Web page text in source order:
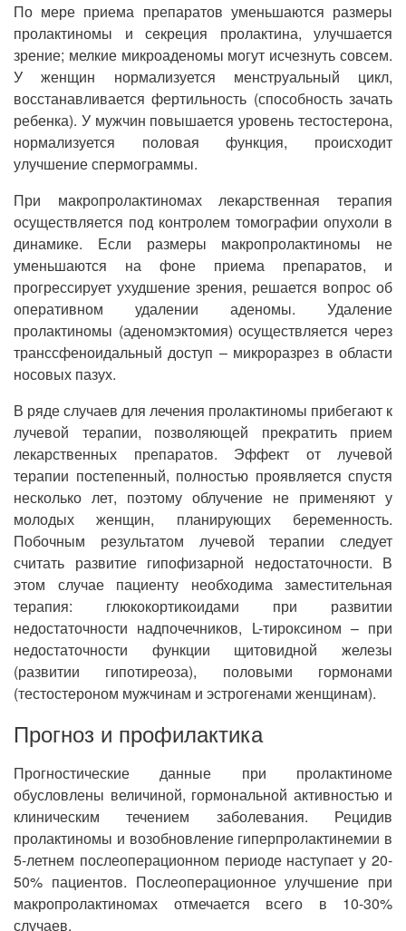
По мере приема препаратов уменьшаются размеры
пролактиномы и секреция пролактина, улучшается
зрение; мелкие микроаденомы могут исчезнуть совсем.
У женщин нормализуется менструальный цикл,
восстанавливается фертильность (способность зачать
ребенка). У мужчин повышается уровень тестостерона,
нормализуется половая функция, происходит
улучшение спермограммы.
При макропролактиномах лекарственная терапия
осуществляется под контролем томографии опухоли в
динамике. Если размеры макропролактиномы не
уменьшаются на фоне приема препаратов, и
прогрессирует ухудшение зрения, решается вопрос об
оперативном удалении аденомы. Удаление
пролактиномы (аденомэктомия) осуществляется через
транссфеноидальный доступ – микроразрез в области
носовых пазух.
В ряде случаев для лечения пролактиномы прибегают к
лучевой терапии, позволяющей прекратить прием
лекарственных препаратов. Эффект от лучевой
терапии постепенный, полностью проявляется спустя
несколько лет, поэтому облучение не применяют у
молодых женщин, планирующих беременность.
Побочным результатом лучевой терапии следует
считать развитие гипофизарной недостаточности. В
этом случае пациенту необходима заместительная
терапия: глюкокортикоидами при развитии
недостаточности надпочечников, L-тироксином – при
недостаточности функции щитовидной железы
(развитии гипотиреоза), половыми гормонами
(тестостероном мужчинам и эстрогенами женщинам).
Прогноз и профилактика
Прогностические данные при пролактиноме
обусловлены величиной, гормональной активностью и
клиническим течением заболевания. Рецидив
пролактиномы и возобновление гиперпролактинемии в
5-летнем послеоперационном периоде наступает у 20-
50% пациентов. Послеоперационное улучшение при
макропролактиномах отмечается всего в 10-30%
случаев.